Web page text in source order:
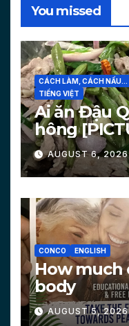
You missed
CÁCH LÀM, CÁCH NẤU...
TIẾNG VIỆT
Ai ăn Đậu
hông
AUGUST 6, 2026
CONCO ENGLISH
How much
body
AUGUST 5,